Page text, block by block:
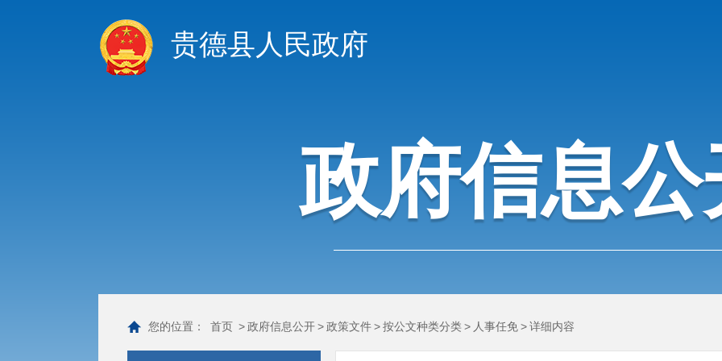
贵德县人民政府
政府信息公
您的位置： 首页 >政府信息公开>政策文件>按公文种类分类> 人事任免>详细内容